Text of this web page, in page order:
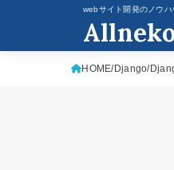
webサイト開発のノウハ
HOME Django